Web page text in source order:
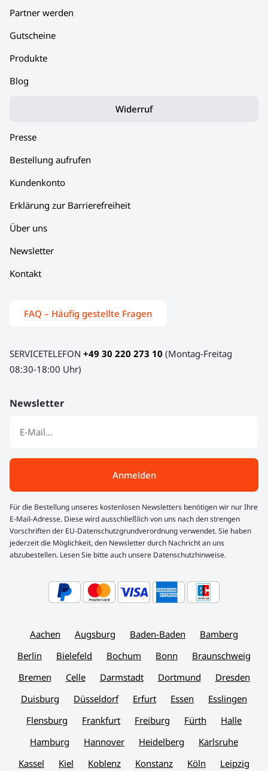
Partner werden
Gutscheine
Produkte
Blog
Widerruf
Presse
Bestellung aufrufen
Kundenkonto
Erklärung zur Barrierefreiheit
Über uns
Newsletter
Kontakt
FAQ – Häufig gestellte Fragen
SERVICETELEFON +49 30 220 273 10 (Montag-Freitag
08:30-18:00 Uhr)
Newsletter
Anmelden
Für die Bestellung unseres kostenlosen Newsletters benötigen wir nur Ihre
E-Mail-Adresse. Diese wird ausschließlich von uns nach den strengen
Vorschriften der EU-Datenschutzgrundverordnung verwendet. Sie haben
jederzeit die Möglichkeit, den Newsletter durch Nachricht an uns
abzubestellen. Lesen Sie bitte auch unsere Datenschutzhinweise.
Aachen Augsburg Baden-Baden
Bamberg
Berlin
Bielefeld Bochum Bonn
Braunschweig
Bremen
Celle Darmstadt Dortmund
Dresden
Duisburg
Düsseldorf Erfurt Essen
Esslingen
Flensburg
Frankfurt Freiburg Fürth
Halle
Hamburg
Hannover Heidelberg
Karlsruhe
Kassel
Kiel Koblenz Konstanz Köln Leipzig